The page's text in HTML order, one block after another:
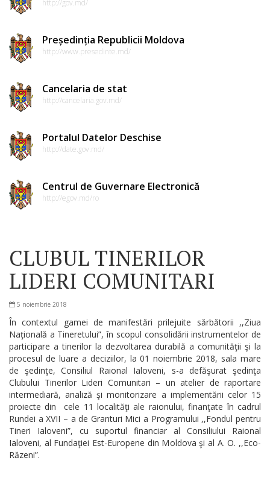
http://gov.md/
Președinția Republicii Moldova
http://www.presedinte.md/
Cancelaria de stat
http://cancelaria.gov.md/
Portalul Datelor Deschise
http://date.gov.md/
Centrul de Guvernare Electronică
http://egov.md/ro
CLUBUL TINERILOR
LIDERI COMUNITARI
5 noiembrie 2018
În contextul gamei de manifestări prilejuite sărbătorii ,,Ziua
Naţională a Tineretului”, în scopul consolidării instrumentelor de
participare a tinerilor la dezvoltarea durabilă a comunităţii şi la
procesul de luare a deciziilor, la 01 noiembrie 2018, sala mare
de şedinţe, Consiliul Raional Ialoveni, s-a defăşurat şedinţa
Clubului Tinerilor Lideri Comunitari – un atelier de raportare
intermediară, analiză şi monitorizare a implementării celor 15
proiecte din cele 11 localităţi ale raionului, finanţate în cadrul
Rundei a XVII – a de Granturi Mici a Programului ,,Fondul pentru
Tineri Ialoveni”, cu suportul financiar al Consiliului Raional
Ialoveni, al Fundaţiei Est-Europene din Moldova şi al A. O. ,,Eco-
Răzeni”.